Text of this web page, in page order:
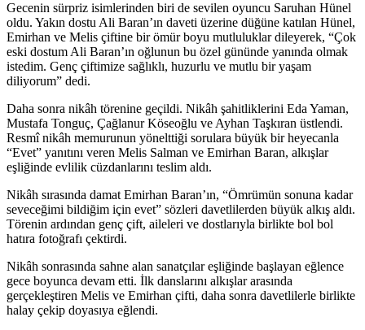
Gecenin sürpriz isimlerinden biri de sevilen oyuncu Saruhan Hünel
oldu. Yakın dostu Ali Baran’ın daveti üzerine düğüne katılan Hünel,
Emirhan ve Melis çiftine bir ömür boyu mutluluklar dileyerek, “Çok
eski dostum Ali Baran’ın oğlunun bu özel gününde yanında olmak
istedim. Genç çiftimize sağlıklı, huzurlu ve mutlu bir yaşam
diliyorum” dedi.
Daha sonra nikâh törenine geçildi. Nikâh şahitliklerini Eda Yaman,
Mustafa Tonguç, Çağlanur Köseoğlu ve Ayhan Taşkıran üstlendi.
Resmî nikâh memurunun yönelttiği sorulara büyük bir heyecanla
“Evet” yanıtını veren Melis Salman ve Emirhan Baran, alkışlar
eşliğinde evlilik cüzdanlarını teslim aldı.
Nikâh sırasında damat Emirhan Baran’ın, “Ömrümün sonuna kadar
seveceğimi bildiğim için evet” sözleri davetlilerden büyük alkış aldı.
Törenin ardından genç çift, aileleri ve dostlarıyla birlikte bol bol
hatıra fotoğrafı çektirdi.
Nikâh sonrasında sahne alan sanatçılar eşliğinde başlayan eğlence
gece boyunca devam etti. İlk danslarını alkışlar arasında
gerçekleştiren Melis ve Emirhan çifti, daha sonra davetlilerle birlikte
halay çekip doyasıya eğlendi.